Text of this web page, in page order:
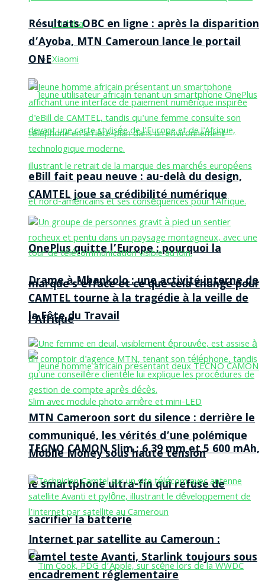
Toshiba
Xiaomi
OnePlus quitte l’Europe : pourquoi la
marque s’efface et ce que cela change pour
l’Afrique
TECNO CAMON Slim : 6,39 mm et 5 600 mAh,
le smartphone ultra-fin qui refuse de
sacrifier la batterie
Résultats OBC en ligne : après la disparition
d’Ayoba, MTN Cameroun lance le portail
ONE
eBill fait peau neuve : au-delà du design,
CAMTEL joue sa crédibilité numérique
Drame à Mbankolo : une activité interne de
CAMTEL tourne à la tragédie à la veille de
la Fête du Travail
MTN Cameroon sort du silence : derrière le
communiqué, les vérités d’une polémique
Mobile Money sous haute tension
Internet par satellite au Cameroun :
Camtel teste Avanti, Starlink toujours sous
encadrement réglementaire